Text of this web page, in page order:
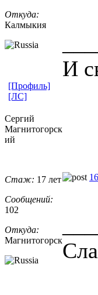
Откуда:
Калмыкия
И
[Профиль]
[ЛС]
Сергий
Магнитогорск
ий
Стаж: 17 лет
Сообщений:
102
Откуда:
Магнитогорск